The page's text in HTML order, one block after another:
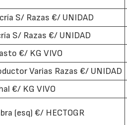
S/ Razas €/ UNIDAD
S/ Razas €/ UNIDAD
€/ KG VIVO
Varias Razas €/ UNIDAD
€/ KG VIVO
(esq) €/ HECTOGR